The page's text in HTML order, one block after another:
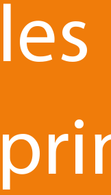
les